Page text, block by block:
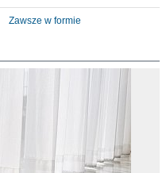
Zawsze w formie